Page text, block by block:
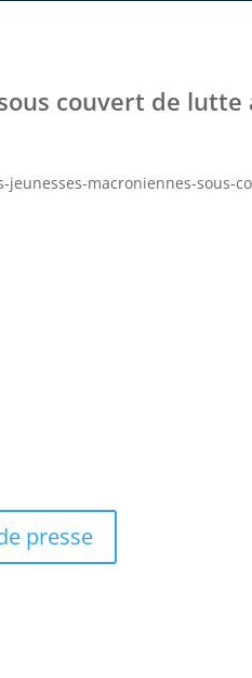
couvert de
macroniennes-sous-
presse